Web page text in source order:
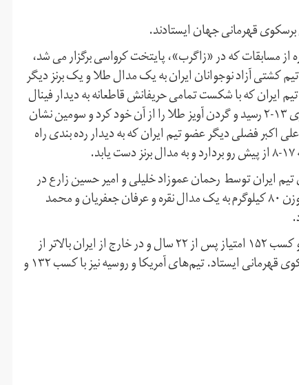
مسابقات که در «زاگرب»، پایتخت کرواسی برگزار می شد،
در پنج وزن دوم، تیم کشتی آزاد نوجوانان ایران به یک مدال طلا و یک برنز دیگر
کشتی گیر تیم ایران که با شکست تمامی حریفانش قاطعانه به دیدار فینال
راه یافته بود در این مسابقه نیز مقابل عمر آگتاش از ترکیه به برتری ۱۳-۲ رسید و گردن آویز طلا را از آن خود کرد و سومین نشان
دوره به ارمغان آورد. در وزن ۶۰ کیلوگرم، علی اکبر فضلی دیگر عضو تیم ایران که به دیدار رده بندی راه
ایران توسط رحمان عموزاد خلیلی و امیر حسین زارع در
اوزان ۴۵ و ۱۱۰ کیلوگرم به دو نشان طلا، محمدرضا غیاثی در وزن ۸۰ کیلوگرم به یک مدال نقره و عرفان جعفریان و محمد
بدین ترتیب تیم کشتی آزاد نوجوانان با ۷ مدال طلا، نقره و برنز و کسب ۱۵۲ امتیاز پس از ۲۲ سال و در خارج از ایران بالاتر از
آمریکا و روسیه دو رقیب سنتی خود به مقام قهرمانی رسید و برسکوی قهرمانی ایستاد. تیم‌های آمریکا و روسیه نیز با کسب ۱۳۲ و